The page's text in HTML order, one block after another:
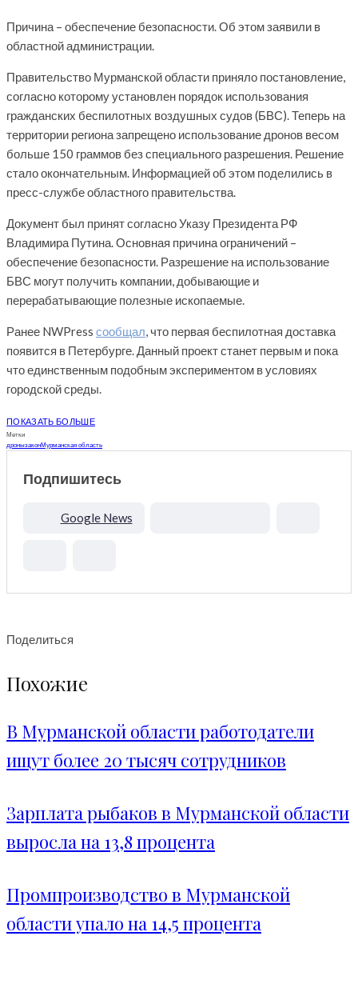
Причина – обеспечение безопасности. Об этом заявили в
областной администрации.
Правительство Мурманской области приняло постановление,
согласно которому установлен порядок использования
гражданских беспилотных воздушных судов (БВС). Теперь на
территории региона запрещено использование дронов весом
больше 150 граммов без специального разрешения. Решение
стало окончательным. Информацией об этом поделились в
пресс-службе областного правительства.
Документ был принят согласно Указу Президента РФ
Владимира Путина. Основная причина ограничений –
обеспечение безопасности. Разрешение на использование
БВС могут получить компании, добывающие и
перерабатывающие полезные ископаемые.
Ранее NWPress сообщал, что первая беспилотная доставка
появится в Петербурге. Данный проект станет первым и пока
что единственным подобным экспериментом в условиях
городской среды.
ПОКАЗАТЬ БОЛЬШЕ
Метки
дронызаконМурманская область
Подпишитесь
Google News
Поделиться
Похожие
В Мурманской области работодатели
ищут более 20 тысяч сотрудников
Зарплата рыбаков в Мурманской области
выросла на 13,8 процента
Промпроизводство в Мурманской
области упало на 14,5 процента